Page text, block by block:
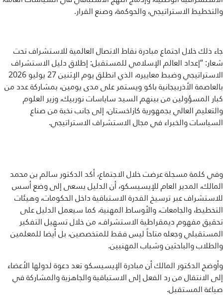
والتخطيط الاستراتيجي، والحوكمة، وصنع القرار.
جاء ذلك خلال اجتماع مبادرة نقاط الاتصال العالمية للاستشراف تحت
شعار: “إعداد العالم الإسلامي للمستقبل: إطلاق دليل الاستشراف
الاستراتيجي وضبط معاييره، الذي انطلق يوم الإثنين 27 يوليو 2026
بالعاصمة الأذربيجانية باكو ويستمر على مدى يومين، بمشاركة عدد من
كبار المسؤولين من بينهم السيد ساياسات نوربيك، وزير العلوم
والتعليم العالي بجمهورية كازاخستان، إلى جانب نخبة من صناع
السياسات والخبراء في مجال الاستشراف الاستراتيجي.
وفي كلمة مسجلة عرضت خلال الاجتماع، أكد الدكتور سالم بن محمد
المالك، المدير العام للإيسيسكو، أن الدليل يسعى إلى وضع أسس
للاستشراف عبر ترسيخ القدرة الاستباقية داخل الحكومات، وهيئات
التخطيط، والجامعات، والأوساط المهنية، كما سيعمل الدليل على
تحقيق مفهوم ديمقراطية الاستشراف، من خلال تسهيل التفكير
المستقبلي وجعله متاحاً ليس فقط للمتخصصين، بل أيضا للمعلمين
والطلاب والباحثين وشباب المهنيين.
وأوضح الدكتور المالك أن مبادرة الإيسيسكو تعد دعوة لدولها الأعضاء
إلى الانتقال من رد الفعل إلى الاستباقية والجاهزية والمشاركة في
صياغة المستقبل.